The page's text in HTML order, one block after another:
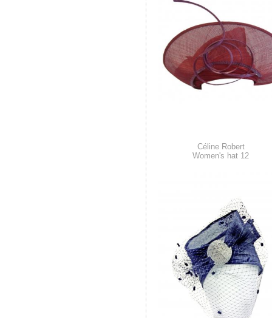
Céline Robert
Women's hat 12